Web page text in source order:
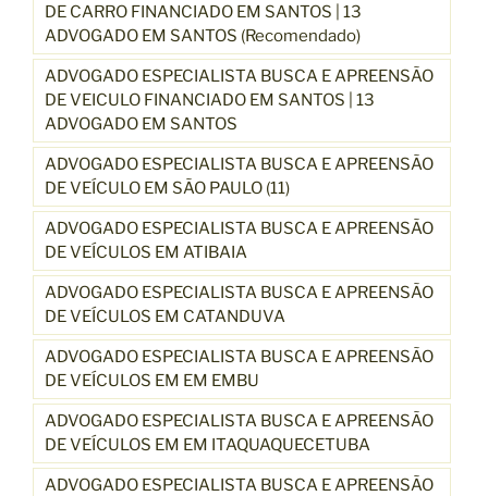
DE CARRO FINANCIADO EM SANTOS | 13
ADVOGADO EM SANTOS (Recomendado)
ADVOGADO ESPECIALISTA BUSCA E APREENSÃO
DE VEICULO FINANCIADO EM SANTOS | 13
ADVOGADO EM SANTOS
ADVOGADO ESPECIALISTA BUSCA E APREENSÃO
DE VEÍCULO EM SÃO PAULO (11)
ADVOGADO ESPECIALISTA BUSCA E APREENSÃO
DE VEÍCULOS EM ATIBAIA
ADVOGADO ESPECIALISTA BUSCA E APREENSÃO
DE VEÍCULOS EM CATANDUVA
ADVOGADO ESPECIALISTA BUSCA E APREENSÃO
DE VEÍCULOS EM EM EMBU
ADVOGADO ESPECIALISTA BUSCA E APREENSÃO
DE VEÍCULOS EM EM ITAQUAQUECETUBA
ADVOGADO ESPECIALISTA BUSCA E APREENSÃO